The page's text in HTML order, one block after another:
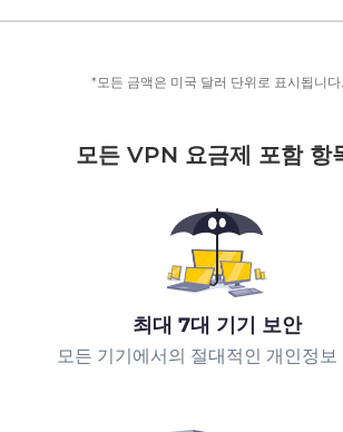
*모든 금액은 미국 달러 단위로 표시됩니다.
모든 VPN 요금제 포함 항
최대 7대 기기 보안
모든 기기에서의 절대적인 개인정보